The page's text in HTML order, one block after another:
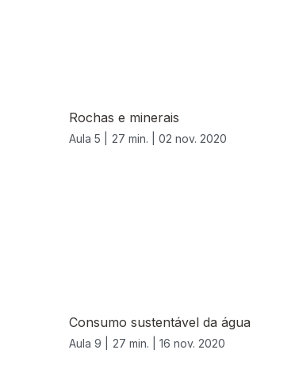
Rochas e minerais
Aula 5 | 27 min. | 02 nov. 2020
Consumo sustentável da água
Aula 9 | 27 min. | 16 nov. 2020